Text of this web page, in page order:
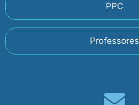
PPC
Professores